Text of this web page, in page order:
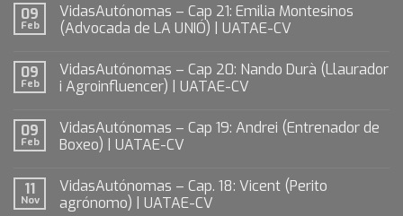
09
Feb
VidasAutónomas – Cap 21: Emilia Montesinos
(Advocada de LA UNIÓ) | UATAE-CV
09
Feb
VidasAutónomas – Cap 20: Nando Durà (Llaurador
i Agroinfluencer) | UATAE-CV
09
Feb
VidasAutónomas – Cap 19: Andrei (Entrenador de
Boxeo) | UATAE-CV
11
Nov
VidasAutónomas – Cap. 18: Vicent (Perito
agrónomo) | UATAE-CV